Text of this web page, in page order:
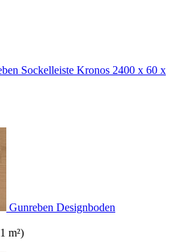
Sockelleiste Kronos 2400 x 60 x
Gunreben Designboden
m²)